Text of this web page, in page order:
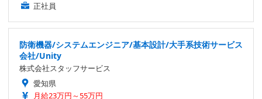
正社員
防衛機器/システムエンジニア/基本設計/大手系技術サービス
会社/Unity
株式会社スタッフサービス
愛知県
月給23万円～55万円